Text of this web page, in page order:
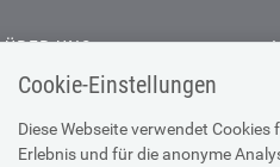
Cookie-Einstellungen
Diese Webseite verwendet
Erlebnis und für die anonyme
ÜBER UNS
Kontakt
Offene Stellen
Presse